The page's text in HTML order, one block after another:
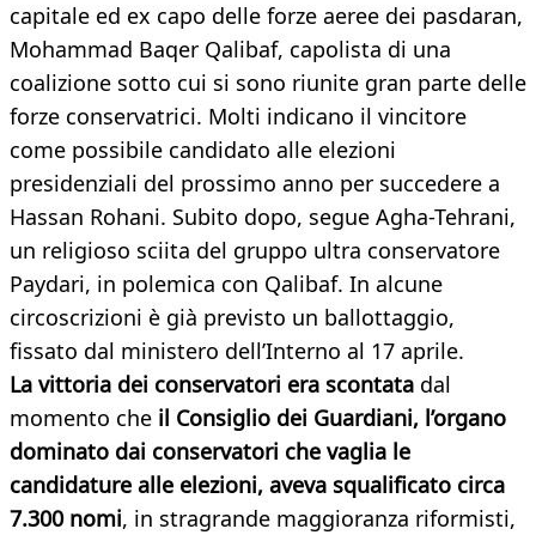
capitale ed ex capo delle forze aeree dei pasdaran,
Mohammad Baqer Qalibaf, capolista di una
coalizione sotto cui si sono riunite gran parte delle
forze conservatrici. Molti indicano il vincitore
come possibile candidato alle elezioni
presidenziali del prossimo anno per succedere a
Hassan Rohani. Subito dopo, segue Agha-Tehrani,
un religioso sciita del gruppo ultra conservatore
Paydari, in polemica con Qalibaf. In alcune
circoscrizioni è già previsto un ballottaggio,
fissato dal ministero dell’Interno al 17 aprile.
La vittoria dei conservatori era scontata dal
momento che il Consiglio dei Guardiani, l’organo
dominato dai conservatori che vaglia le
candidature alle elezioni, aveva squalificato circa
7.300 nomi, in stragrande maggioranza riformisti,